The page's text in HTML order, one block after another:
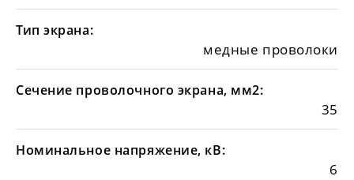
Тип экрана:
медные проволоки
Сечение проволочного экрана, мм2:
35
Номинальное напряжение, кВ:
6